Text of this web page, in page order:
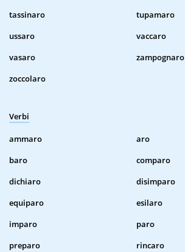
tassinaro
tupamaro
ussaro
vaccaro
vasaro
zampognaro
zoccolaro
Verbi
ammaro
aro
baro
comparo
dichiaro
disimparo
equiparo
esilaro
imparo
paro
preparo
rincaro